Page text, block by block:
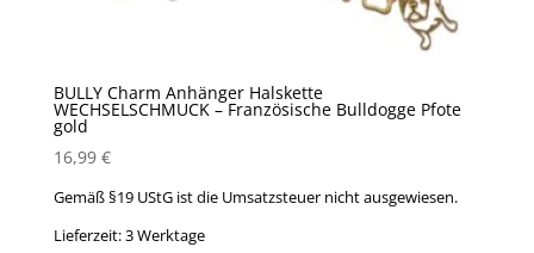
BULLY Charm Anhänger Halskette
WECHSELSCHMUCK – Französische Bulldogge Pfote
gold
16,99 €
Gemäß §19 UStG ist die Umsatzsteuer nicht ausgewiesen.
Lieferzeit:3 Werktage